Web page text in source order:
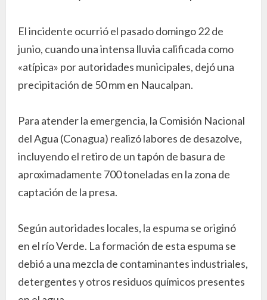
El incidente ocurrió el pasado domingo 22 de
junio, cuando una intensa lluvia calificada como
«atípica» por autoridades municipales, dejó una
precipitación de 50 mm en Naucalpan.
Para atender la emergencia, la Comisión Nacional
del Agua (Conagua) realizó labores de desazolve,
incluyendo el retiro de un tapón de basura de
aproximadamente 700 toneladas en la zona de
captación de la presa.
Según autoridades locales, la espuma se originó
en el río Verde. La formación de esta espuma se
debió a una mezcla de contaminantes industriales,
detergentes y otros residuos químicos presentes